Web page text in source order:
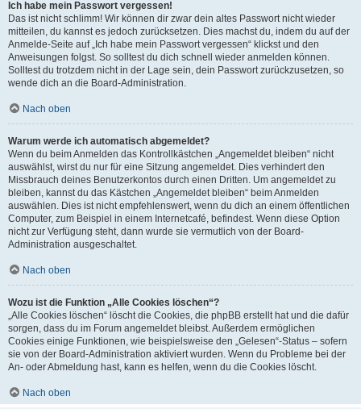
Ich habe mein Passwort vergessen!
Das ist nicht schlimm! Wir können dir zwar dein altes Passwort nicht wieder
mitteilen, du kannst es jedoch zurücksetzen. Dies machst du, indem du auf der
Anmelde-Seite auf „Ich habe mein Passwort vergessen“ klickst und den
Anweisungen folgst. So solltest du dich schnell wieder anmelden können.
Solltest du trotzdem nicht in der Lage sein, dein Passwort zurückzusetzen, so
wende dich an die Board-Administration.
Nach oben
Warum werde ich automatisch abgemeldet?
Wenn du beim Anmelden das Kontrollkästchen „Angemeldet bleiben“ nicht
auswählst, wirst du nur für eine Sitzung angemeldet. Dies verhindert den
Missbrauch deines Benutzerkontos durch einen Dritten. Um angemeldet zu
bleiben, kannst du das Kästchen „Angemeldet bleiben“ beim Anmelden
auswählen. Dies ist nicht empfehlenswert, wenn du dich an einem öffentlichen
Computer, zum Beispiel in einem Internetcafé, befindest. Wenn diese Option
nicht zur Verfügung steht, dann wurde sie vermutlich von der Board-
Administration ausgeschaltet.
Nach oben
Wozu ist die Funktion „Alle Cookies löschen“?
„Alle Cookies löschen“ löscht die Cookies, die phpBB erstellt hat und die dafür
sorgen, dass du im Forum angemeldet bleibst. Außerdem ermöglichen
Cookies einige Funktionen, wie beispielsweise den „Gelesen“-Status – sofern
sie von der Board-Administration aktiviert wurden. Wenn du Probleme bei der
An- oder Abmeldung hast, kann es helfen, wenn du die Cookies löscht.
Nach oben